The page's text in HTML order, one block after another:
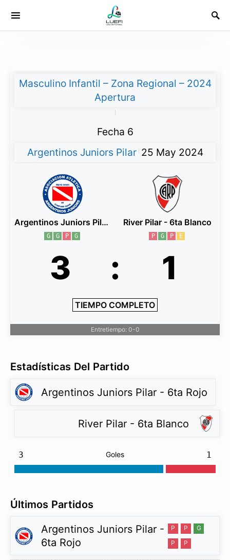
Masculino Infantil – Zona Regional – 2024
Apertura
Fecha 6
Argentinos Juniors Pilar 25 May 2024
Argentinos Juniors Pilar - 6ta Rojo
G G P G
3 : 1
TIEMPO COMPLETO
River Pilar - 6ta Blanco
P G P E
Entretiempo: 0-0
Estadísticas Del Partido
Argentinos Juniors Pilar - 6ta Rojo
River Pilar - 6ta Blanco
3 Goles 1
Últimos Partidos
Argentinos Juniors Pilar -
6ta Rojo
P P
G
P
P